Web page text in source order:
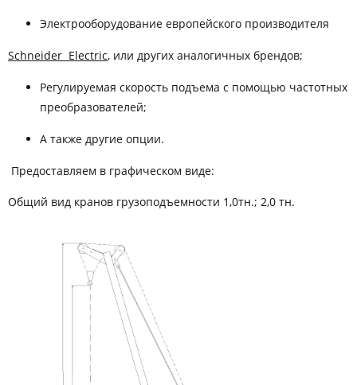
Электрооборудование европейского производителя
Schneider Electric, или других аналогичных брендов;
Регулируемая скорость подъема с помощью частотных
преобразователей;
А также другие опции.
Предоставляем в графическом виде:
Общий вид кранов грузоподъемности 1,0тн.; 2,0 тн.